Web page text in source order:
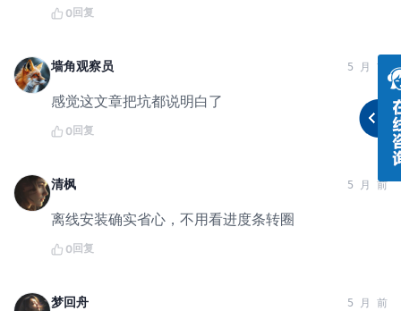
0回复
墙角观察员 5 月 前
感觉这文章把坑都说明白了
0回复
清枫 5 月 前
离线安装确实省心，不用看进度条转圈
0回复
梦回舟 5 月 前